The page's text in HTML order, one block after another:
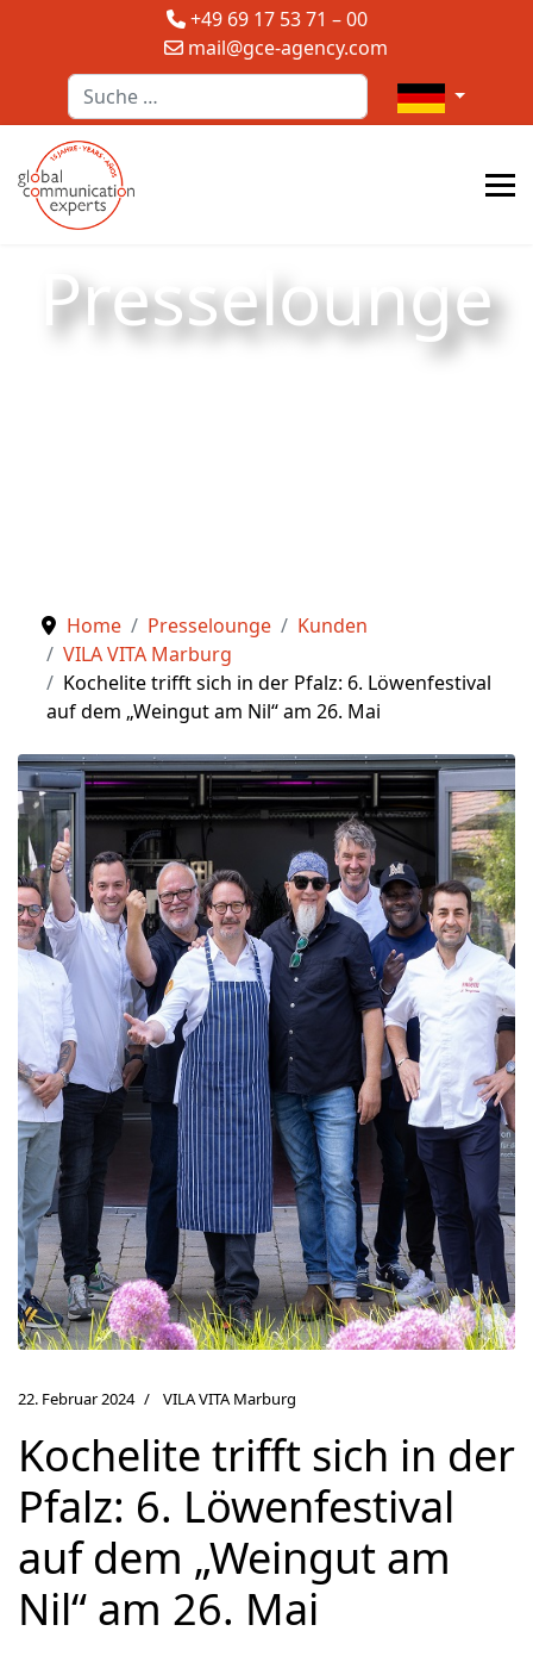
+49 69 17 53 71 – 00
mail@gce-agency.com
Suchen
Sprache
Presselounge
Home Presselounge
Kunden
VILA VITA Marburg
Kochelite trifft sich in der Pfalz: 6. Löwenfestival
auf dem „Weingut am Nil“ am 26. Mai
22. Februar 2024 VILA VITA Marburg
Kochelite trifft sich in der
Pfalz: 6. Löwenfestival
auf dem „Weingut am
Nil“ am 26. Mai